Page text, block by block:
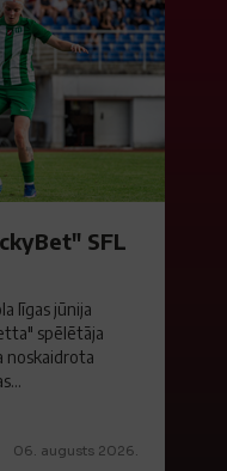
SFL
līgas jūnija
spēlētāja
noskaidrota
06. augusts 2026.